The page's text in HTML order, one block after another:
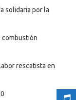
solidaria por la
combustión
rescatista en